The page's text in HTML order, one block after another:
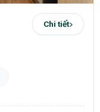
Chi tiết